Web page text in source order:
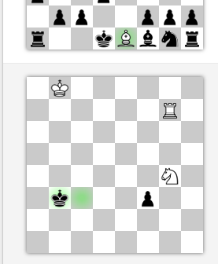
Blancas
hasiputz (1478) (+7)
Negras